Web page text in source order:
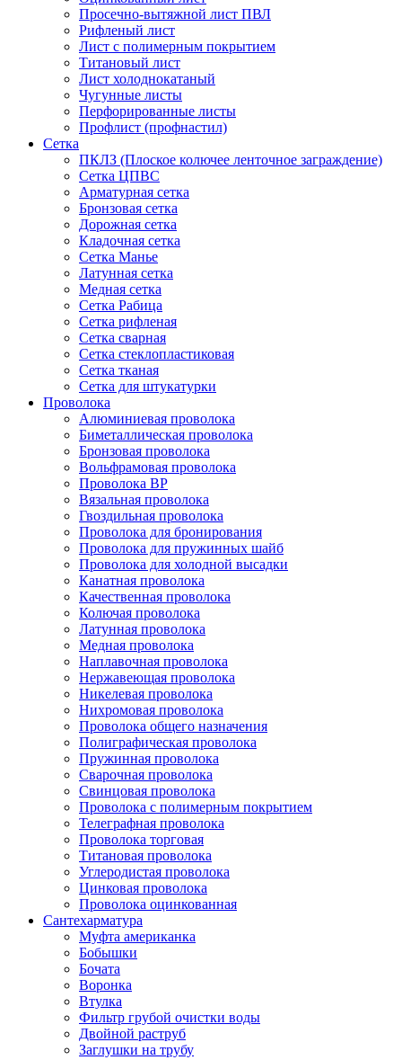
Просечно-вытяжной лист ПВЛ
Рифленый лист
Лист с полимерным покрытием
Титановый лист
Лист холоднокатаный
Чугунные листы
Перфорированные листы
Профлист (профнастил)
Сетка
ПКЛЗ (Плоское колючее ленточное заграждение)
Сетка ЦПВС
Арматурная сетка
Бронзовая сетка
Дорожная сетка
Кладочная сетка
Сетка Манье
Латунная сетка
Медная сетка
Сетка Рабица
Сетка рифленая
Сетка сварная
Сетка стеклопластиковая
Сетка тканая
Сетка для штукатурки
Проволока
Алюминиевая проволока
Биметаллическая проволока
Бронзовая проволока
Вольфрамовая проволока
Проволока ВР
Вязальная проволока
Гвоздильная проволока
Проволока для бронирования
Проволока для пружинных шайб
Проволока для холодной высадки
Канатная проволока
Качественная проволока
Колючая проволока
Латунная проволока
Медная проволока
Наплавочная проволока
Нержавеющая проволока
Никелевая проволока
Нихромовая проволока
Проволока общего назначения
Полиграфическая проволока
Пружинная проволока
Сварочная проволока
Свинцовая проволока
Проволока с полимерным покрытием
Телеграфная проволока
Проволока торговая
Титановая проволока
Углеродистая проволока
Цинковая проволока
Проволока оцинкованная
Сантехарматура
Муфта американка
Бобышки
Бочата
Воронка
Втулка
Фильтр грубой очистки воды
Двойной раструб
Заглушки на трубу